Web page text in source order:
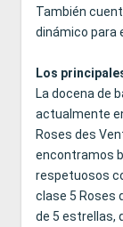
También
dinámico para
Los
La docena de
actualmente
Roses des
encontramos
respetuosos
clase 5 Roses
de 5 estrellas,